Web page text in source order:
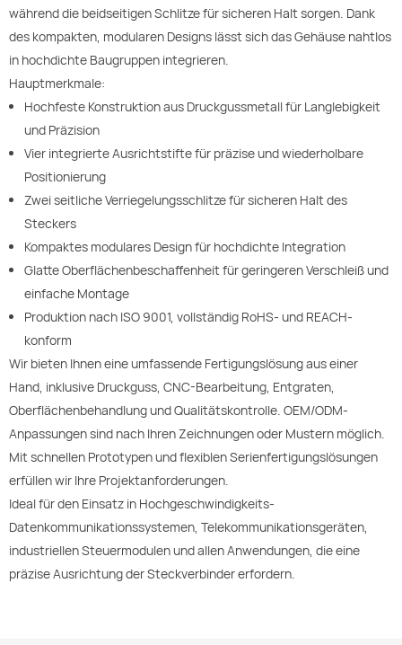
während die beidseitigen Schlitze für sicheren Halt sorgen. Dank
des kompakten, modularen Designs lässt sich das Gehäuse nahtlos
in hochdichte Baugruppen integrieren.
Hauptmerkmale:
Hochfeste Konstruktion aus Druckgussmetall für Langlebigkeit
und Präzision
Vier integrierte Ausrichtstifte für präzise und wiederholbare
Positionierung
Zwei seitliche Verriegelungsschlitze für sicheren Halt des
Steckers
Kompaktes modulares Design für hochdichte Integration
Glatte Oberflächenbeschaffenheit für geringeren Verschleiß und
einfache Montage
Produktion nach ISO 9001, vollständig RoHS- und REACH-
konform
Wir bieten Ihnen eine umfassende Fertigungslösung aus einer
Hand, inklusive Druckguss, CNC-Bearbeitung, Entgraten,
Oberflächenbehandlung und Qualitätskontrolle. OEM/ODM-
Anpassungen sind nach Ihren Zeichnungen oder Mustern möglich.
Mit schnellen Prototypen und flexiblen Serienfertigungslösungen
erfüllen wir Ihre Projektanforderungen.
Ideal für den Einsatz in Hochgeschwindigkeits-
Datenkommunikationssystemen, Telekommunikationsgeräten,
industriellen Steuermodulen und allen Anwendungen, die eine
präzise Ausrichtung der Steckverbinder erfordern.